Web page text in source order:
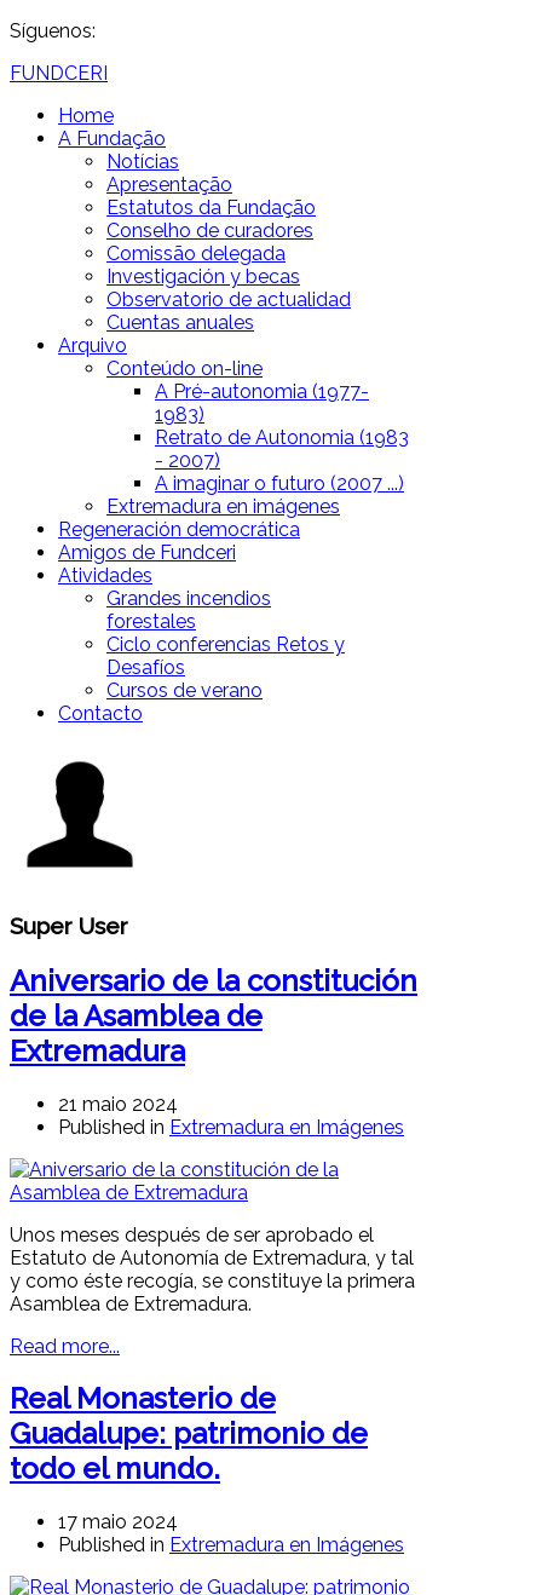
Síguenos:
FUNDCERI
Home
A Fundação
Notícias
Apresentação
Estatutos da Fundação
Conselho de curadores
Comissão delegada
Investigación y becas
Observatorio de actualidad
Cuentas anuales
Arquivo
Conteúdo on-line
A Pré-autonomia (1977-
1983)
Retrato de Autonomia (1983
- 2007)
A imaginar o futuro (2007 ...)
Extremadura en imágenes
Regeneración democrática
Amigos de Fundceri
Atividades
Grandes incendios
forestales
Ciclo conferencias Retos y
Desafíos
Cursos de verano
Contacto
Super User
Aniversario de la constitución
de la Asamblea de
Extremadura
21 maio 2024
Published in Extremadura en Imágenes
Unos meses después de ser aprobado el
Estatuto de Autonomía de Extremadura, y tal
y como éste recogía, se constituye la primera
Asamblea de Extremadura.
Read more...
Real Monasterio de
Guadalupe: patrimonio de
todo el mundo.
17 maio 2024
Published in Extremadura en Imágenes